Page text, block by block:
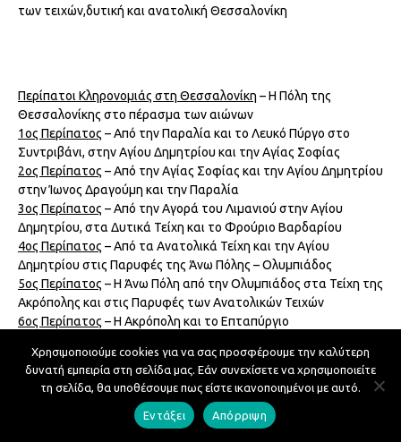
εκδόσεων για τη Θεσσαλονίκη. 368 σελ.Τιμή: 8€
2006
Γηράσης, Νικόλαος – Το ιστορικό κέντρο Θεσσαλονίκης με
επίκεντρο ΤΑ ΑΝΘΟΠΩΛΕΙΑμέσα από προσωπικά του
βιώματα στις αγορές των οδών Κομνηνών, Αριστοτέλους και
Βλάλη. 414 σελ.Τιμή: 8€
Ζιώγου Καραστεργίου, Σιδηρούρα –
Θεσσαλονίκης
Εκπαιδευτικά 19ος & 20ος αιώνας– Έκδοση που αναφέρεται
στην εκπαιδευτική κίνηση στη Θεσσαλονίκη το 19ο και 20ο
κυριαρχίας και το μεσοπόλεμο. 555 σελ.
Τιμή: 10€
«Θεσσαλονίκη δε σε ξεχνώ»
των τειχών,δυτική και ανατολική Θεσσαλονίκη
Περίπατοι Κληρονομιάς στη Θεσσαλονίκη – Η Πόλη της
Θεσσαλονίκης στο πέρασμα των αιώνων
1ος Περίπατος – Από την Παραλία και το Λευκό Πύργο στο
Συντριβάνι, στην Αγίου Δημητρίου και την Αγίας Σοφίας
2ος Περίπατος – Από την Αγίας Σοφίας και την Αγίου Δημητρίου
στην Ίωνος Δραγούμη και την Παραλία
3ος Περίπατος – Από την Αγορά του Λιμανιού στην Αγίου
Δημητρίου, στα Δυτικά Τείχη και το Φρούριο Βαρδαρίου
4ος Περίπατος – Από τα Ανατολικά Τείχη και την Αγίου
Δημητρίου στις Παρυφές της Άνω Πόλης – Ολυμπιάδος
5ος Περίπατος – Η Άνω Πόλη από την Ολυμπιάδος στα Τείχη της
Ακρόπολης και στις Παρυφές των Ανατολικών Τειχών
6ος Περίπατος – Η Ακρόπολη και το Επταπύργιο
Περίπατοι Κληρονομιάς στη Θεσσαλονίκη
Spaziergänge durch das kulturelle Erbe von
Χρησιμοποιούμε cookies για να σας προσφέρουμε την καλύτερη
δυνατή εμπειρία στη σελίδα μας. Εάν συνεχίσετε να χρησιμοποιείτε
τη σελίδα, θα υποθέσουμε πως είστε ικανοποιημένοι με αυτό.
Εντάξει Απόρριψη